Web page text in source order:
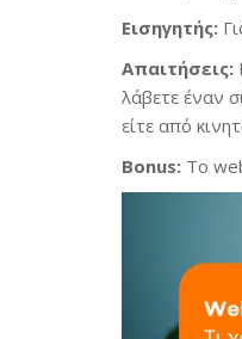
Εισηγητής:
Απαιτήσεις:
λάβετε έναν
είτε από
Bonus: Το